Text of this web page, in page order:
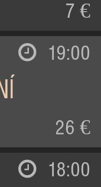
7 €
19:00
26 €
18:00